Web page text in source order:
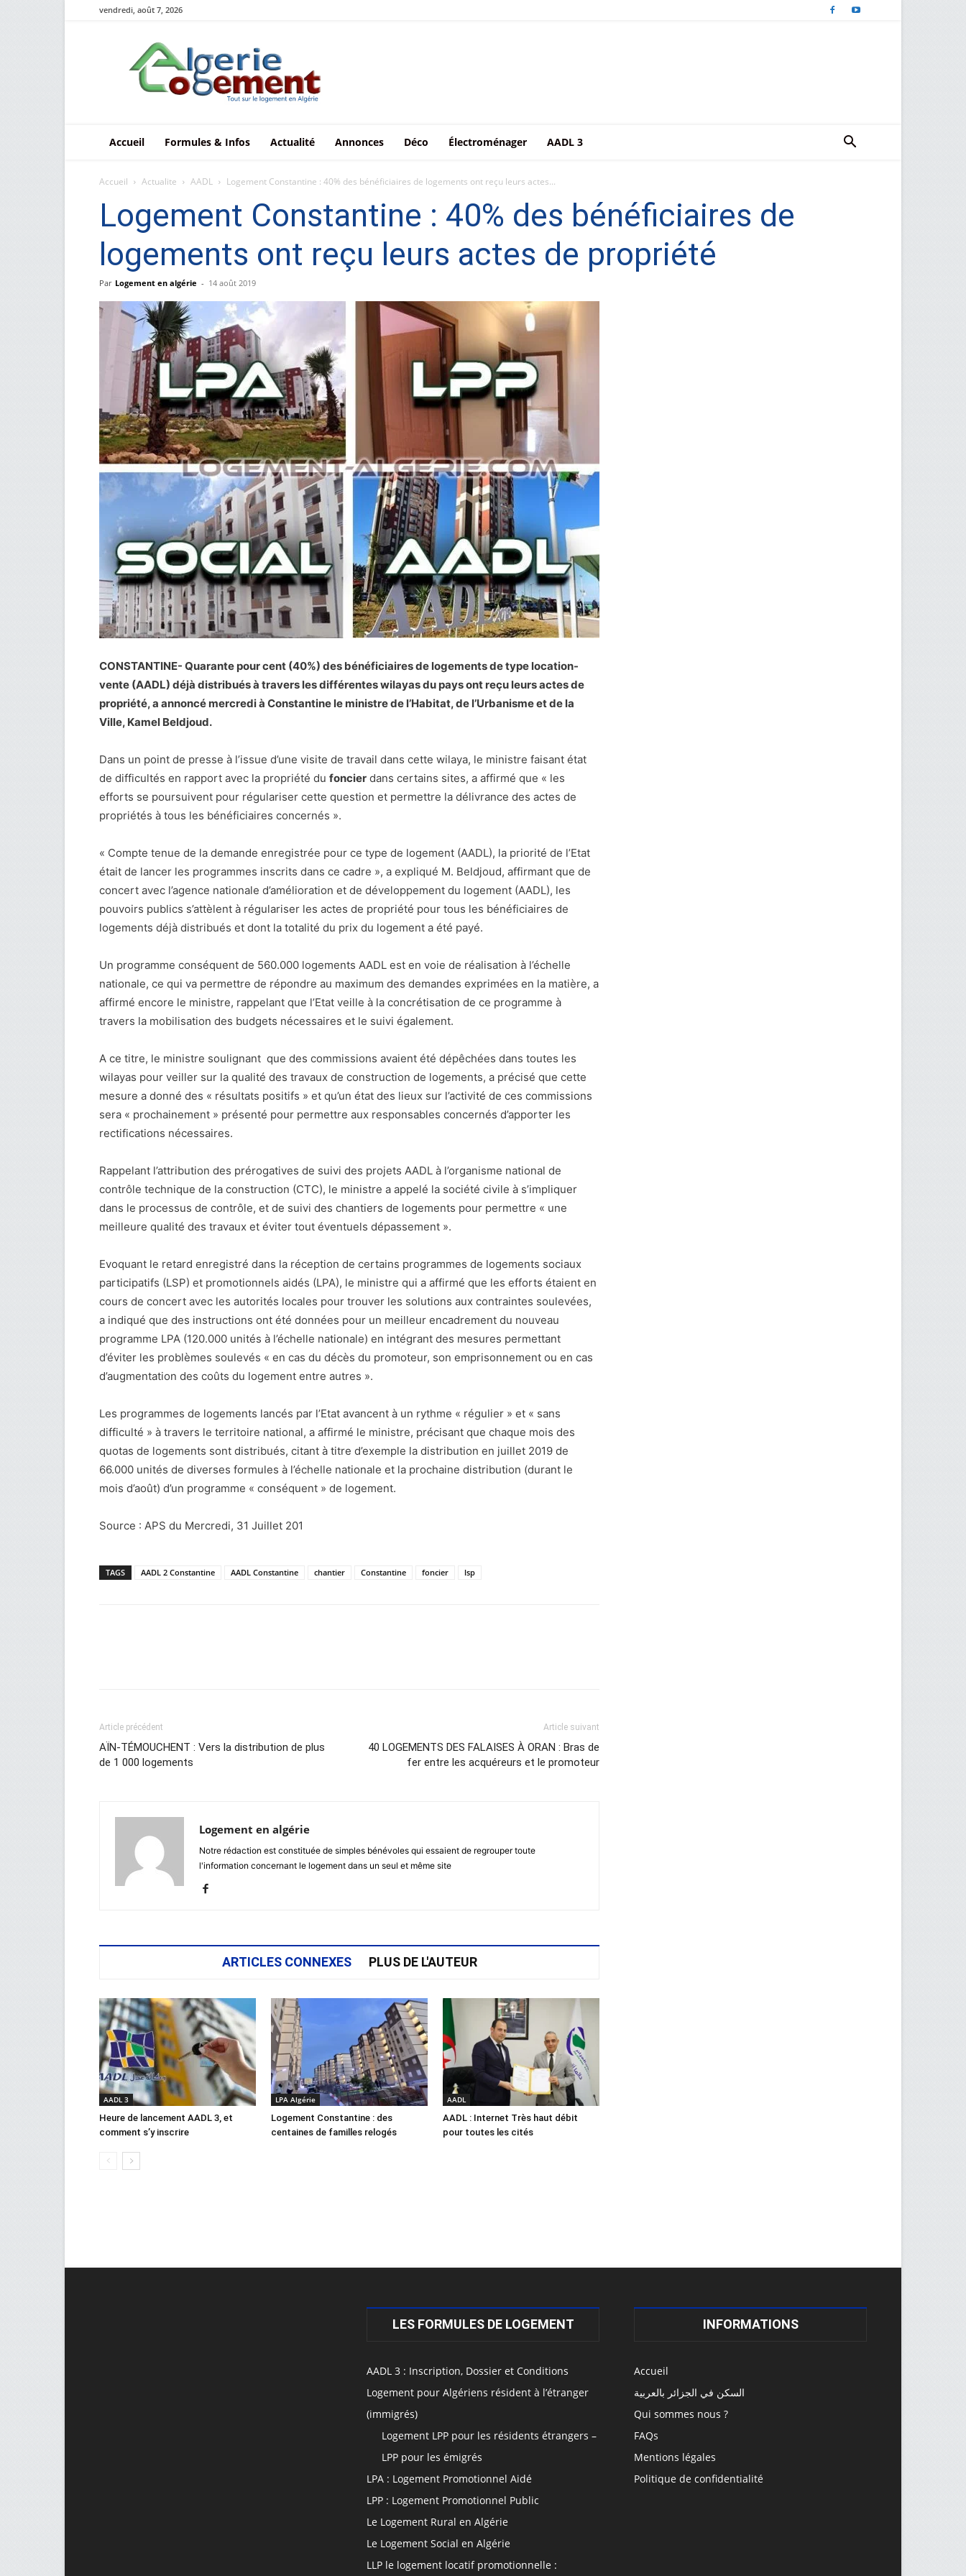
vendredi, août 7, 2026
Le
logement
en
Algérie
Accueil Formules & Infos Actualité Annonces Déco Électroménager AADL 3
Accueil Actualite AADL Logement Constantine : 40% des bénéficiaires de logements ont reçu leurs actes...
Logement Constantine : 40% des bénéficiaires de
logements ont reçu leurs actes de propriété
Par Logement en algérie - 14 août 2019
CONSTANTINE- Quarante pour cent (40%) des bénéficiaires de logements de type location-
vente (AADL) déjà distribués à travers les différentes wilayas du pays ont reçu leurs actes de
propriété, a annoncé mercredi à Constantine le ministre de l’Habitat, de l’Urbanisme et de la
Ville, Kamel Beldjoud.
Dans un point de presse à l’issue d’une visite de travail dans cette wilaya, le ministre faisant état
de difficultés en rapport avec la propriété du foncier dans certains sites, a affirmé que « les
efforts se poursuivent pour régulariser cette question et permettre la délivrance des actes de
propriétés à tous les bénéficiaires concernés ».
« Compte tenue de la demande enregistrée pour ce type de logement (AADL), la priorité de l’Etat
était de lancer les programmes inscrits dans ce cadre », a expliqué M. Beldjoud, affirmant que de
concert avec l’agence nationale d’amélioration et de développement du logement (AADL), les
pouvoirs publics s’attèlent à régulariser les actes de propriété pour tous les bénéficiaires de
logements déjà distribués et dont la totalité du prix du logement a été payé.
Un programme conséquent de 560.000 logements AADL est en voie de réalisation à l’échelle
nationale, ce qui va permettre de répondre au maximum des demandes exprimées en la matière, a
affirmé encore le ministre, rappelant que l’Etat veille à la concrétisation de ce programme à
travers la mobilisation des budgets nécessaires et le suivi également.
A ce titre, le ministre soulignant que des commissions avaient été dépêchées dans toutes les
wilayas pour veiller sur la qualité des travaux de construction de logements, a précisé que cette
mesure a donné des « résultats positifs » et qu’un état des lieux sur l’activité de ces commissions
sera « prochainement » présenté pour permettre aux responsables concernés d’apporter les
rectifications nécessaires.
Rappelant l’attribution des prérogatives de suivi des projets AADL à l’organisme national de
contrôle technique de la construction (CTC), le ministre a appelé la société civile à s’impliquer
dans le processus de contrôle, et de suivi des chantiers de logements pour permettre « une
meilleure qualité des travaux et éviter tout éventuels dépassement ».
Evoquant le retard enregistré dans la réception de certains programmes de logements sociaux
participatifs (LSP) et promotionnels aidés (LPA), le ministre qui a affirmé que les efforts étaient en
cours de concert avec les autorités locales pour trouver les solutions aux contraintes soulevées,
a indiqué que des instructions ont été données pour un meilleur encadrement du nouveau
programme LPA (120.000 unités à l’échelle nationale) en intégrant des mesures permettant
d’éviter les problèmes soulevés « en cas du décès du promoteur, son emprisonnement ou en cas
d’augmentation des coûts du logement entre autres ».
Les programmes de logements lancés par l’Etat avancent à un rythme « régulier » et « sans
difficulté » à travers le territoire national, a affirmé le ministre, précisant que chaque mois des
quotas de logements sont distribués, citant à titre d’exemple la distribution en juillet 2019 de
66.000 unités de diverses formules à l’échelle nationale et la prochaine distribution (durant le
mois d’août) d’un programme « conséquent » de logement.
Source : APS du Mercredi, 31 Juillet 201
TAGS AADL 2 Constantine AADL Constantine chantier Constantine foncier lsp
Article précédent
AÏN-TÉMOUCHENT : Vers la distribution de plus
de 1 000 logements
Article suivant
40 LOGEMENTS DES FALAISES À ORAN : Bras de
fer entre les acquéreurs et le promoteur
Logement en algérie
Notre rédaction est constituée de simples bénévoles qui essaient de regrouper toute
l'information concernant le logement dans un seul et même site
ARTICLES CONNEXES PLUS DE L'AUTEUR
AADL 3
Heure de lancement AADL 3, et
comment s’y inscrire
LPA Algérie
Logement Constantine : des
centaines de familles relogés
AADL
AADL : Internet Très haut débit
pour toutes les cités
LES FORMULES DE LOGEMENT
AADL 3 : Inscription, Dossier et Conditions
Logement pour Algériens résident à l’étranger
(immigrés)
Logement LPP pour les résidents étrangers –
LPP pour les émigrés
LPA : Logement Promotionnel Aidé
LPP : Logement Promotionnel Public
Le Logement Rural en Algérie
Le Logement Social en Algérie
LLP le logement locatif promotionnelle :
INFORMATIONS
Accueil
السكن في الجزائر بالعربية
Qui sommes nous ?
FAQs
Mentions légales
Politique de confidentialité